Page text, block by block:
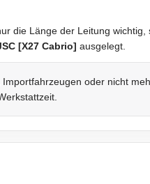
die Länge der Leitung
[X27 Cabrio] ausgelegt.
oder nicht